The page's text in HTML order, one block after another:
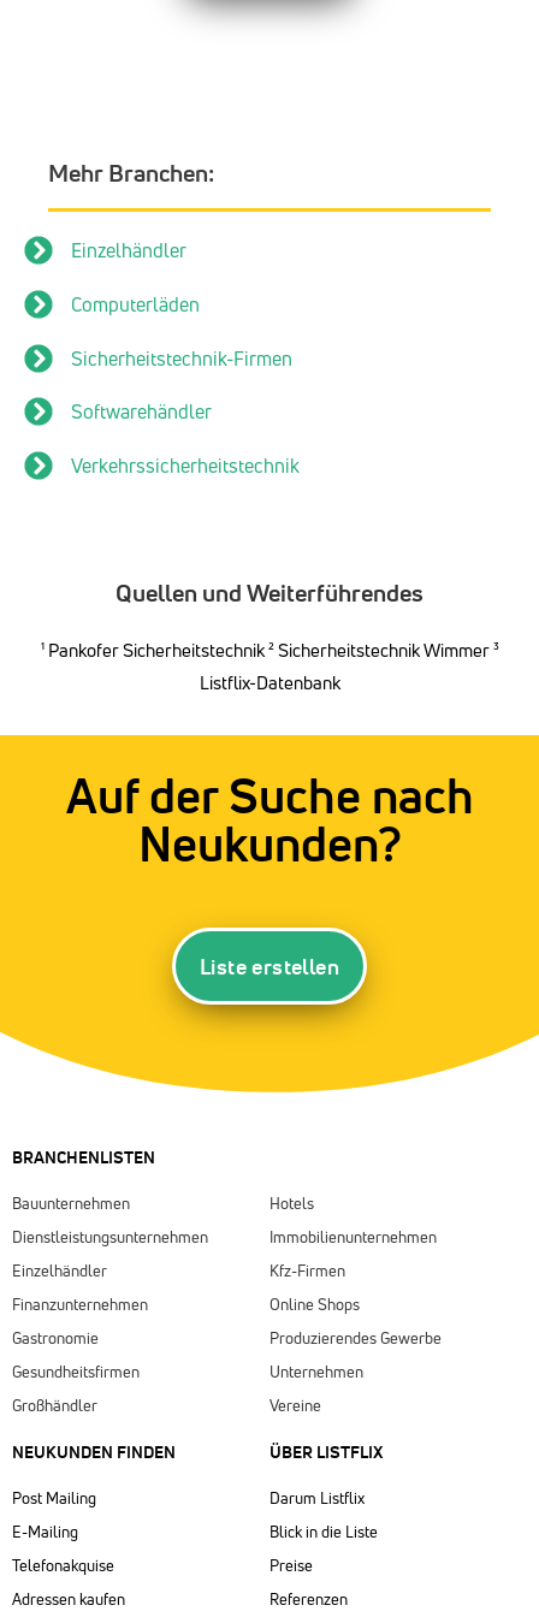
Mehr Branchen:
Einzelhändler
Computerläden
Sicherheitstechnik-Firmen
Softwarehändler
Verkehrssicherheitstechnik
Quellen und Weiterführendes
¹Pankofer Sicherheitstechnik²Sicherheitstechnik Wimmer³
Listflix-Datenbank
Auf der Suche nach
Neukunden?
Liste erstellen
BRANCHENLISTEN
Bauunternehmen
Dienstleistungsunternehmen
Einzelhändler
Finanzunternehmen
Gastronomie
Gesundheitsfirmen
Großhändler
Hotels
Immobilienunternehmen
Kfz-Firmen
Online Shops
Produzierendes Gewerbe
Unternehmen
Vereine
NEUKUNDEN FINDEN
Post Mailing
E-Mailing
Telefonakquise
Adressen kaufen
ÜBER LISTFLIX​
Darum Listflix
Blick in die Liste
Preise
Referenzen